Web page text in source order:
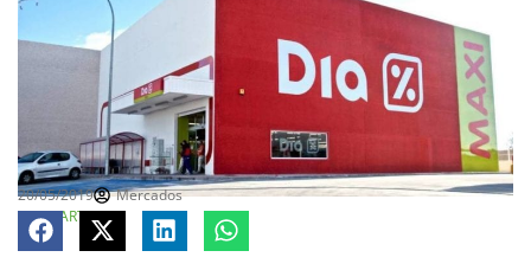
20/05/2019
Mercados
COMPARTE